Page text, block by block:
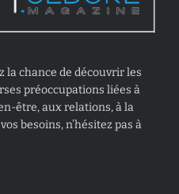
la chance de découvrir les
préoccupations liées à
être, aux relations, à la
besoins, n’hésitez pas à